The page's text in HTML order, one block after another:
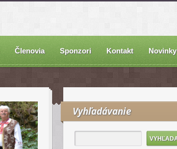
Členovia Sponzori Kontakt Novinky
Vyhľadávanie